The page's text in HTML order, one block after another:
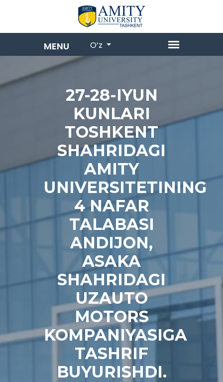
O‘z
27-28-IYUN
KUNLARI
TOSHKENT
SHAHRIDAGI
AMITY
UNIVERSITETINING
4 NAFAR
TALABASI
ANDIJON,
ASAKA
SHAHRIDAGI
UZAUTO
MOTORS
KOMPANIYASIGA
TASHRIF
BUYURISHDI.